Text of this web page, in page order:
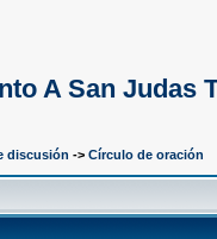
A San Judas
discusión -> Círculo de oración